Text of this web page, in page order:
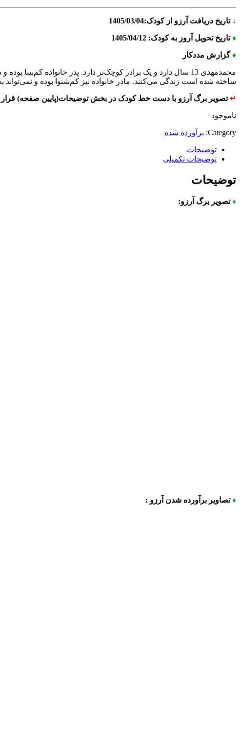
↓ تاریخ دریافت آرزو از کودک:1405/03/04
♦تاریخ تحویل آروز به کودک: 1405/04/12
♦گزارش مددکار
محمدمهدی 13 سال دارد و یک برادر کوچک‌تر دارد. پدر خانواده
ساخته شده است زندگی می‌کنند. مادر خانواده نیز کم‌شنوا بوده و
↵تصویر برگ آرزو با دست خط کودک در بخش توضیحات(پایین صفحه) قرار
ناموجود
Category: برآورده شده
توضیحات
توضیحات تکمیلی
توضیحات
♦تصویر برگ آرزو:
♦تصاویر برآورده شدن آرزو :